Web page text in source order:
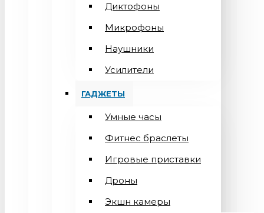
Диктофоны
Микрофоны
Наушники
Усилители
ГАДЖЕТЫ
Умные часы
Фитнес браслеты
Игровые приставки
Дроны
Экшн камеры